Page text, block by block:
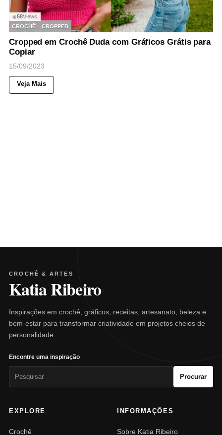
◉58Views
CROCHÊ
CROPPED
Cropped em Crochê Duda com Gráficos Grátis para
Copiar
15/09/2023
Veja Mais
CROCHÊ & ARTES
Katia Ribeiro
Inspirações em crochê, gráficos, receitas, artesanato, beleza e
bem-estar para transformar criatividade em projetos cheios de
personalidade.
Encontre uma inspiração
Procurar
EXPLORE
Crochê
INFORMAÇÕES
Sobre Katia Ribeiro